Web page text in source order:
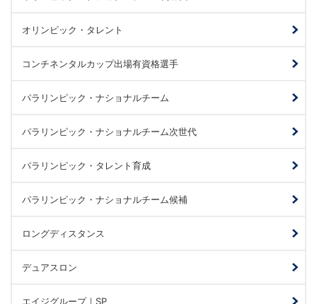
オリンピック・タレント
コンチネンタルカップ出場有資格選手
パラリンピック・ナショナルチーム
パラリンピック・ナショナルチーム次世代
パラリンピック・タレント育成
パラリンピック・ナショナルチーム候補
ロングディスタンス
デュアスロン
エイジグループ｜SP